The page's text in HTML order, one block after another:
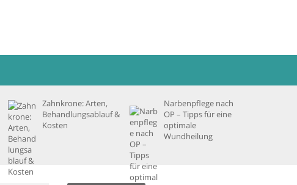
Zahnkrone: Arten,
Behandlungsablauf &
Kosten
Narbenpflege nach
OP – Tipps für eine
optimale
Wundheilung